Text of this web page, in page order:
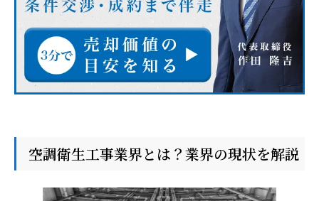
空調衛生工事業界とは？業界の現状を解説